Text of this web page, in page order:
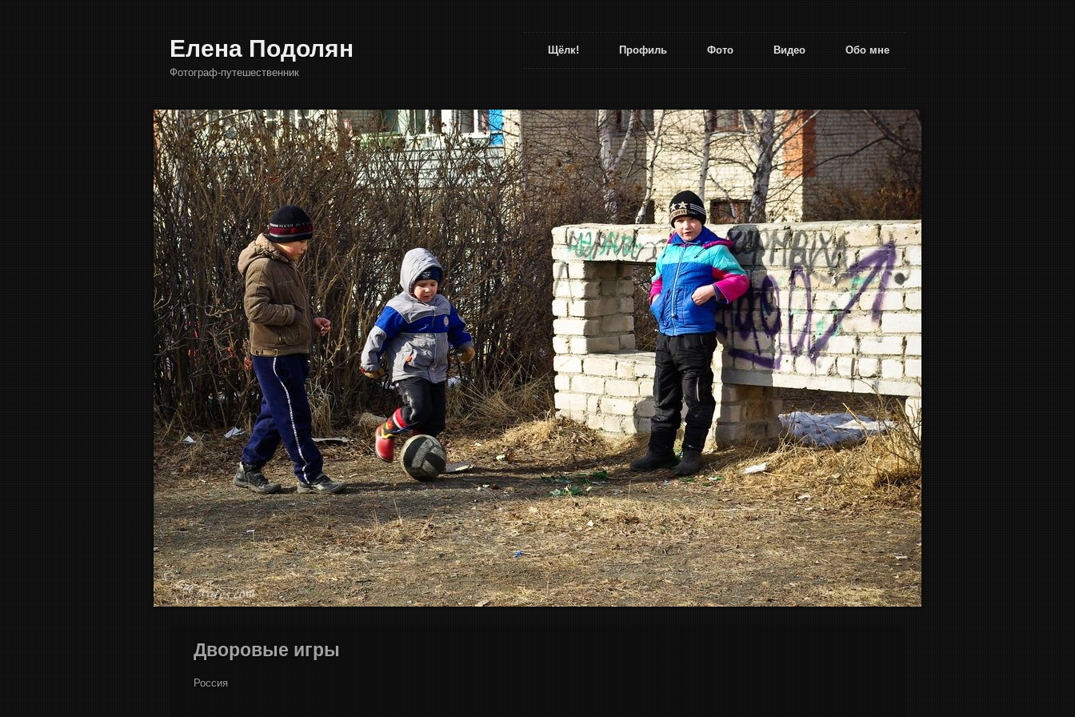
Елена Подолян
Фотограф-путешественник
Щёлк! Профиль Фото Видео Обо мне
Дворовые игры
Россия